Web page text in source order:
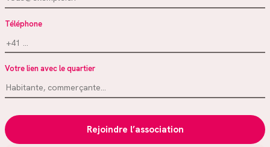
Téléphone
Votre lien avec le quartier
Rejoindre l’association